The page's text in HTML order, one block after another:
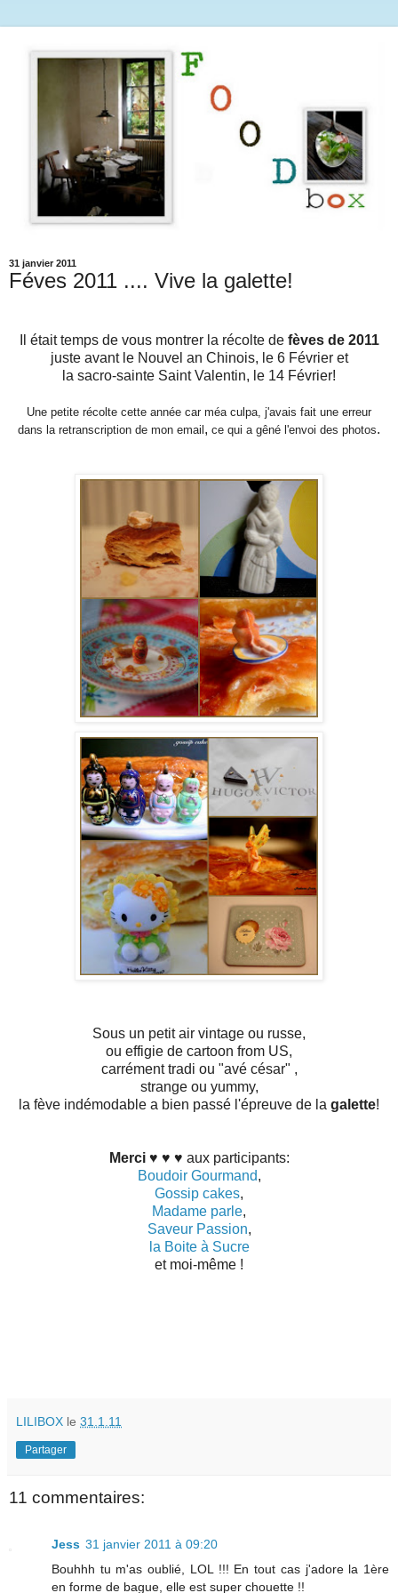
31 janvier 2011
Féves 2011 .... Vive la galette!
Il était temps de vous montrer la récolte defèves de 2011
juste avant le Nouvel an Chinois, le 6 Février et
la sacro-sainte Saint Valentin, le 14 Février!
Une petite récolte cette année car méa culpa, j'avais fait une erreur
dans la retranscription de mon email , ce qui a gêné l'envoi des photos.
Sous un petit air vintage ou russe,
ou effigie de cartoon from US,
carrément tradi ou "avé césar" ,
strange ou yummy,
la fève indémodable a bien passé l'épreuve de la galette!
Merci♥ ♥ ♥ aux participants:
Boudoir Gourmand,
Gossip cakes,
Madame parle,
Saveur Passion,
la Boite à Sucre
et moi-même !
LILIBOX le 31.1.11
Partager
11 commentaires:
Jess 31 janvier 2011 à 09:20
Bouhhh tu m'as oublié, LOL !!! En tout cas j'adore la 1ère
en forme de bague, elle est super chouette !!